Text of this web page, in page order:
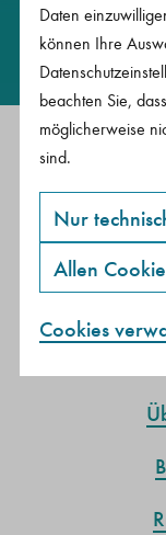
Informationen
Fragen.
Daten
können Ihre
beachten Sie,
möglicherweise
sind.
Nur
Allen
Cookies